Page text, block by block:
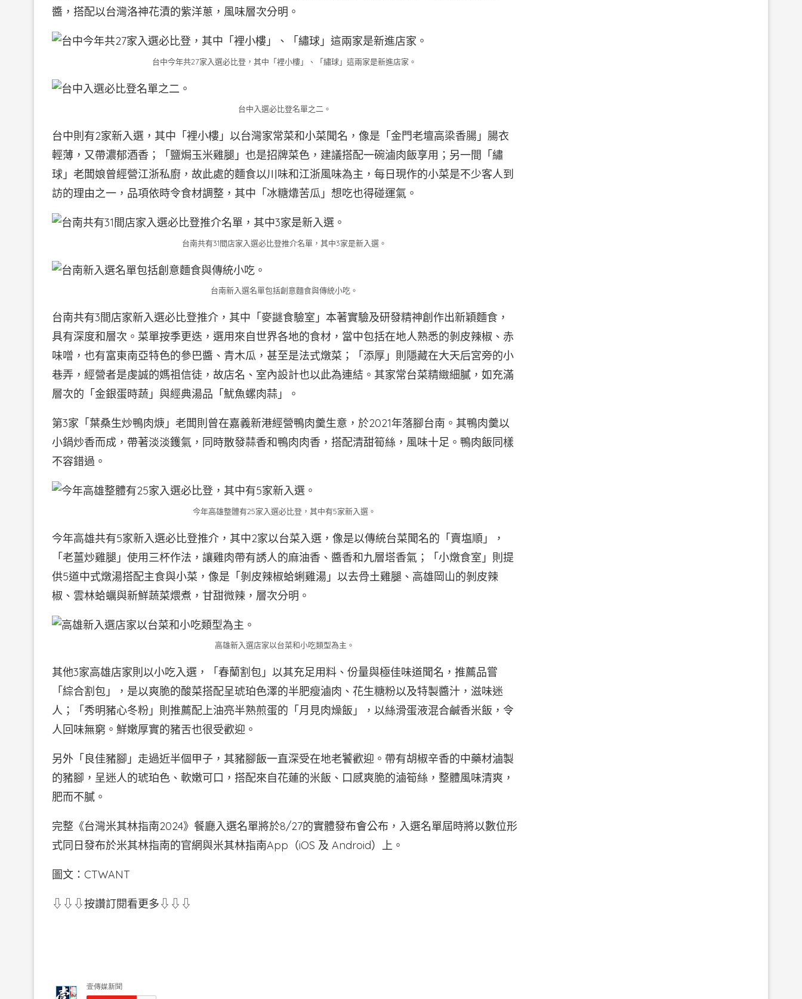
醬，搭配以台灣洛神花漬的紫洋蔥，風味層次分明。
台中今年共27家入選必比登，其中「裡小樓」、「繡球」這兩家是新進店家。
台中入選必比登名單之二。
台中則有2家新入選，其中「裡小樓」以台灣家常菜和小菜聞名，像是「金門老壇高梁香腸」腸衣
輕薄，又帶濃郁酒香；「鹽焗玉米雞腿」也是招牌菜色，建議搭配一碗滷肉飯享用；另一間「繡
球」老闆娘曾經營江浙私廚，故此處的麵食以川味和江浙風味為主，每日現作的小菜是不少客人到
訪的理由之一，品項依時令食材調整，其中「冰糖㸆苦瓜」想吃也得碰運氣。
台南共有31間店家入選必比登推介名單，其中3家是新入選。
台南新入選名單包括創意麵食與傳統小吃。
台南共有3間店家新入選必比登推介，其中「麥謎食驗室」本著實驗及研發精神創作出新穎麵食，
具有深度和層次。菜單按季更迭，選用來自世界各地的食材，當中包括在地人熟悉的剝皮辣椒、赤
味噌，也有富東南亞特色的參巴醬、青木瓜，甚至是法式燉菜；「添厚」則隱藏在大天后宮旁的小
巷弄，經營者是虔誠的媽祖信徒，故店名、室內設計也以此為連結。其家常台菜精緻細膩，如充滿
層次的「金銀蛋時蔬」與經典湯品「魷魚螺肉蒜」。
第3家「葉桑生炒鴨肉焿」老闆則曾在嘉義新港經營鴨肉羹生意，於2021年落腳台南。其鴨肉羹以
小鍋炒香而成，帶著淡淡鑊氣，同時散發蒜香和鴨肉肉香，搭配清甜筍絲，風味十足。鴨肉飯同樣
不容錯過。
今年高雄整體有25家入選必比登，其中有5家新入選。
今年高雄共有5家新入選必比登推介，其中2家以台菜入選，像是以傳統台菜聞名的「賣塩順」，
「老薑炒雞腿」使用三杯作法，讓雞肉帶有誘人的麻油香、醬香和九層塔香氣；「小燉食室」則提
供5道中式燉湯搭配主食與小菜，像是「剝皮辣椒蛤蜊雞湯」以去骨土雞腿、高雄岡山的剝皮辣
椒、雲林蛤蠣與新鮮蔬菜煨煮，甘甜微辣，層次分明。
高雄新入選店家以台菜和小吃類型為主。
其他3家高雄店家則以小吃入選，「春蘭割包」以其充足用料、份量與極佳味道聞名，推薦品嘗
「綜合割包」，是以爽脆的酸菜搭配呈琥珀色澤的半肥瘦滷肉、花生糖粉以及特製醬汁，滋味迷
人；「秀明豬心冬粉」則推薦配上油亮半熟煎蛋的「月見肉燥飯」，以絲滑蛋液混合鹹香米飯，令
人回味無窮。鮮嫩厚實的豬舌也很受歡迎。
另外「良佳豬腳」走過近半個甲子，其豬腳飯一直深受在地老饕歡迎。帶有胡椒辛香的中藥材滷製
的豬腳，呈迷人的琥珀色、軟嫩可口，搭配來自花蓮的米飯、口感爽脆的滷筍絲，整體風味清爽，
肥而不膩。
完整《台灣米其林指南2024》餐廳入選名單將於8/27的實體發布會公布，入選名單屆時將以數位形
式同日發布於米其林指南的官網與米其林指南App（iOS 及 Android）上。
圖文：CTWANT
⇩⇩⇩按讚訂閱看更多⇩⇩⇩